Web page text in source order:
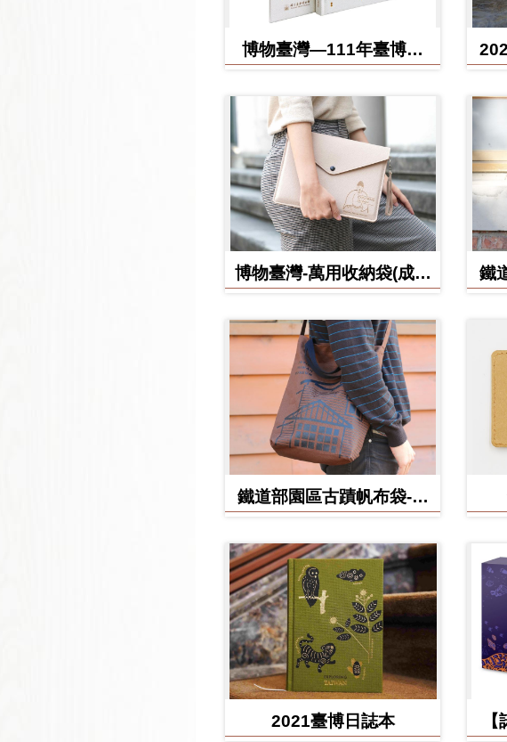
博物臺灣—111年臺博館
博物臺灣-萬用收納袋(成功
鐵
鐵道部園區古蹟帆布袋-食
2021臺博日誌本